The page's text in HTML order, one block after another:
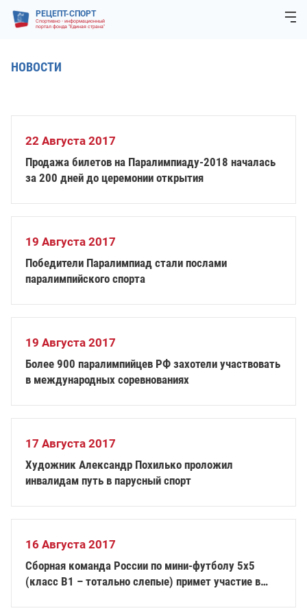
РЕЦЕПТ-СПОРТ
Спортивно - информационный
портал фонда "Единая страна"
НОВОСТИ
22 Августа 2017
Продажа билетов на Паралимпиаду-2018 началась
за 200 дней до церемонии открытия
19 Августа 2017
Победители Паралимпиад стали послами
паралимпийского спорта
19 Августа 2017
Более 900 паралимпийцев РФ захотели участвовать
в международных соревнованиях
17 Августа 2017
Художник Александр Похилько проложил
инвалидам путь в парусный спорт
16 Августа 2017
Сборная команда России по мини-футболу 5х5
(класс В1 – тотально слепые) примет участие в